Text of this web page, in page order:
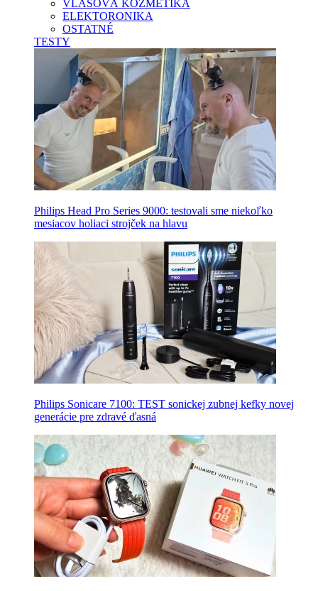
VLASOVÁ KOZMETIKA
ELEKTORONIKA
OSTATNÉ
TESTY
Philips Head Pro Series 9000: testovali sme niekoľko
mesiacov holiaci strojček na hlavu
Philips Sonicare 7100: TEST sonickej zubnej kefky novej
generácie pre zdravé ďasná